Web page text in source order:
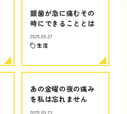
銀歯が急に痛むその
時にできることとは
2025.09.27
生活
あの金曜の夜の痛み
を私は忘れません
2025.09.23